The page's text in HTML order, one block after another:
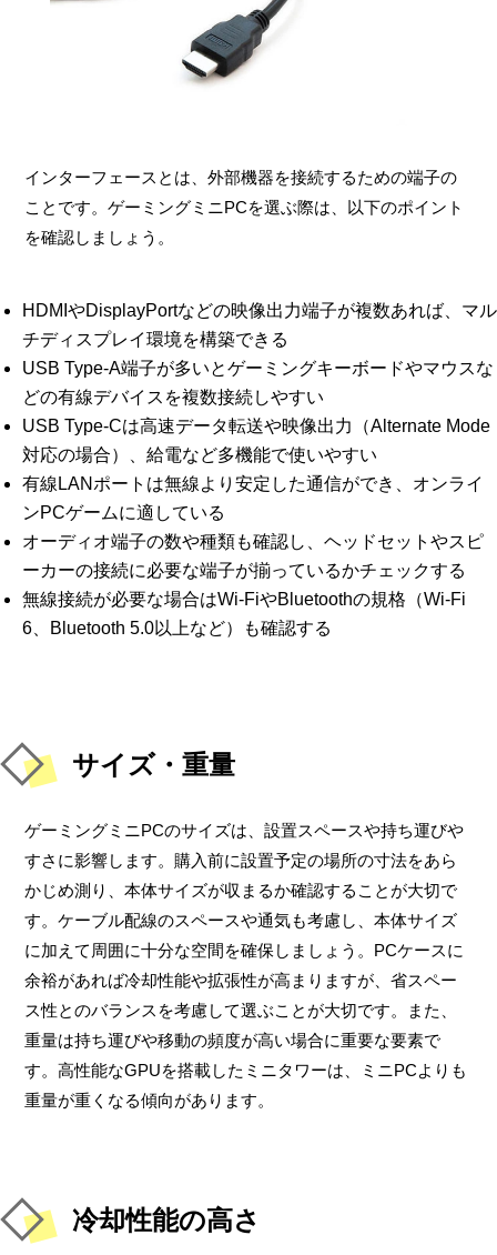
インターフェースとは、外部機器を接続するための端子の
ことです。ゲーミングミニPCを選ぶ際は、以下のポイント
を確認しましょう。
HDMIやDisplayPortなどの映像出力端子が複数あれば、マル
チディスプレイ環境を構築できる
USB Type-A端子が多いとゲーミングキーボードやマウスな
どの有線デバイスを複数接続しやすい
USB Type-Cは高速データ転送や映像出力（Alternate Mode
対応の場合）、給電など多機能で使いやすい
有線LANポートは無線より安定した通信ができ、オンライ
ンPCゲームに適している
オーディオ端子の数や種類も確認し、ヘッドセットやスピ
ーカーの接続に必要な端子が揃っているかチェックする
無線接続が必要な場合はWi-FiやBluetoothの規格（Wi-Fi
6、Bluetooth 5.0以上など）も確認する
サイズ・重量
ゲーミングミニPCのサイズは、設置スペースや持ち運びや
すさに影響します。購入前に設置予定の場所の寸法をあら
かじめ測り、本体サイズが収まるか確認することが大切で
す。ケーブル配線のスペースや通気も考慮し、本体サイズ
に加えて周囲に十分な空間を確保しましょう。PCケースに
余裕があれば冷却性能や拡張性が高まりますが、省スペー
ス性とのバランスを考慮して選ぶことが大切です。また、
重量は持ち運びや移動の頻度が高い場合に重要な要素で
す。高性能なGPUを搭載したミニタワーは、ミニPCよりも
重量が重くなる傾向があります。
冷却性能の高さ